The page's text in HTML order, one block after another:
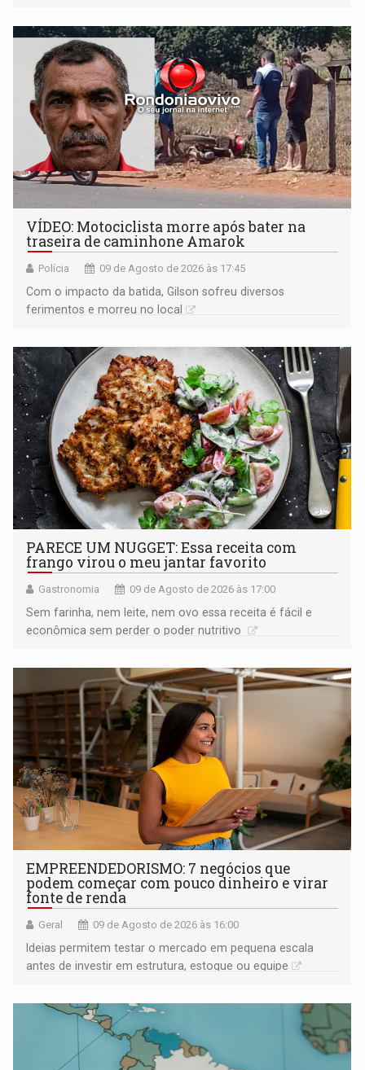
VÍDEO: Motociclista morre após bater na
traseira de caminhone Amarok
Polícia 09 de Agosto de 2026 às 17:45
​Com o impacto da batida, Gilson sofreu diversos
ferimentos e morreu no local
PARECE UM NUGGET: Essa receita com
frango virou o meu jantar favorito
Gastronomia 09 de Agosto de 2026 às 17:00
Sem farinha, nem leite, nem ovo essa receita é fácil e
econômica sem perder o poder nutritivo
EMPREENDEDORISMO: 7 negócios que
podem começar com pouco dinheiro e virar
fonte de renda
Geral 09 de Agosto de 2026 às 16:00
Ideias permitem testar o mercado em pequena escala
antes de investir em estrutura, estoque ou equipe